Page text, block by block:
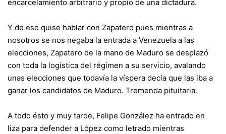
encarcelamiento arbitrario y propio de una dictadura.
Y de eso quise hablar con Zapatero pues mientras a
nosotros se nos negaba la entrada a Venezuela a las
elecciones, Zapatero de la mano de Maduro se desplazó
con toda la logística del régimen a su servicio, avalando
unas elecciones que todavía la víspera decía que las iba a
ganar los candidatos de Maduro. Tremenda pituitaria.
A todo ésto y muy tarde, Felipe González ha entrado en
liza para defender a López como letrado mientras